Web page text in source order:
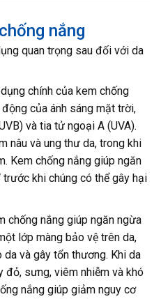
nắng
quan trọng sau đối với da
chính của kem chống
của ánh sáng mặt trời,
và tia tử ngoại A (UVA).
nâu và ung thư da, trong khi
Kem chống nắng giúp ngăn
khi chúng có thể gây hại
chống nắng giúp ngăn ngừa
lớp màng bảo vệ trên da,
da và gây tổn thương. Khi da
đỏ, sưng, viêm nhiễm và khó
nắng giúp giảm nguy cơ